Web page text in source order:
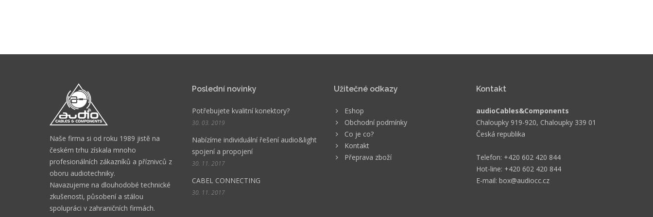
Naše firma si od roku 1989 jistě na
českém trhu získala mnoho
profesionálních zákazníků a příznivců z
oboru audiotechniky.
Navazujeme na dlouhodobé technické
zkušenosti, působení a stálou
spolupráci v zahraničních firmách.
Poslední novinky
Potřebujete kvalitní konektory?
30. 03. 2019
Nabízíme individuální řešení audio&light
spojení a propojení
30. 11. 2017
CABEL CONNECTING
30. 11. 2017
Užitečné odkazy
Eshop
Obchodní podmínky
Co je co?
Kontakt
Přeprava zboží
Kontakt
audioCables&Components
Chaloupky 919-920, Chaloupky 339 01
Česká republika
Telefon: +420 602 420 844
Hot-line: +420 602 420 844
E-mail: box@audiocc.cz